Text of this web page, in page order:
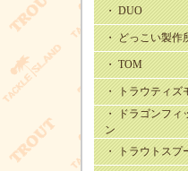
・ DUO
・ どっこい製作
・ TOM
・ トラウティズ
・ ドラゴンフィ
ン
・ トラウトスプ